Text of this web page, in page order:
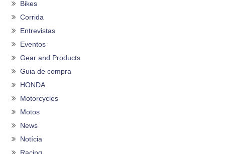
Bikes
Corrida
Entrevistas
Eventos
Gear and Products
Guia de compra
HONDA
Motorcycles
Motos
News
Notícia
Racing